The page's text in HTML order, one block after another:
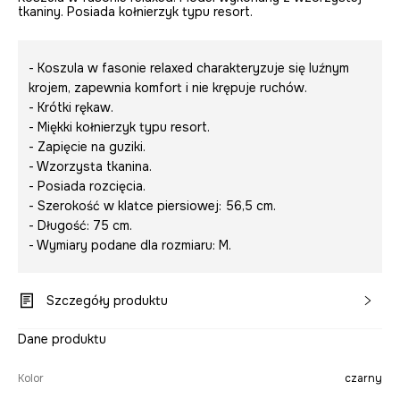
tkaniny. Posiada kołnierzyk typu resort.
- Koszula w fasonie relaxed charakteryzuje się luźnym
krojem, zapewnia komfort i nie krępuje ruchów.
- Krótki rękaw.
- Miękki kołnierzyk typu resort.
- Zapięcie na guziki.
- Wzorzysta tkanina.
- Posiada rozcięcia.
- Szerokość w klatce piersiowej: 56,5 cm.
- Długość: 75 cm.
- Wymiary podane dla rozmiaru: M.
Szczegóły produktu
Dane produktu
Kolor czarny